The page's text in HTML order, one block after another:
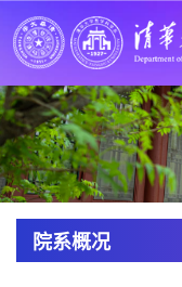
院系概况